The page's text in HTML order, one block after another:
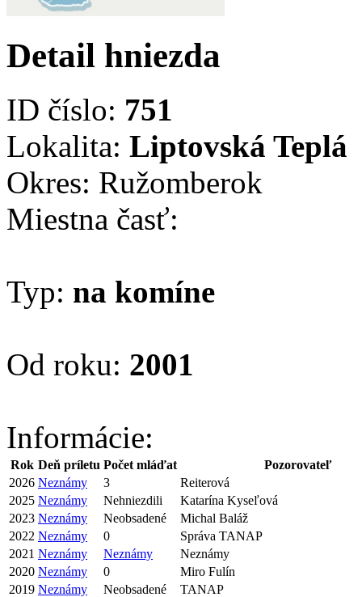
Detail hniezda
ID číslo: 751
Lokalita: Liptovská Teplá
Okres: Ružomberok
Miestna časť:
Typ: na komíne
Od roku: 2001
Informácie:
Rok Deň príletu Počet mláďat
Pozorovateľ
2026 Neznámy 3
Reiterová
2025 Neznámy Nehniezdili
Katarína Kyseľová
2023 Neznámy Neobsadené
Michal Baláž
2022 Neznámy 0
Správa TANAP
2021 Neznámy Neznámy
Neznámy
2020 Neznámy 0
Miro Fulín
2019 Neznámy Neobsadené
TANAP